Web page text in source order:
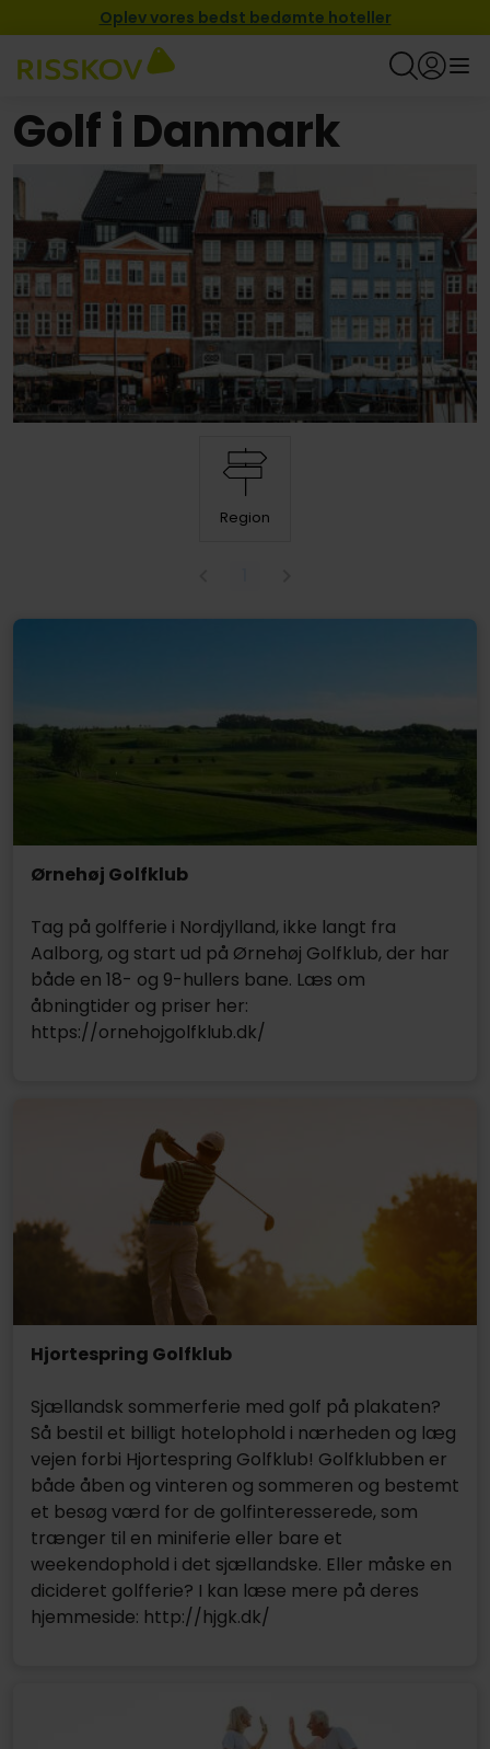
Oplev vores bedst bedømte hoteller
Golf i Danmark
Region
Ørnehøj Golfklub
Tag på golfferie i Nordjylland, ikke langt fra
Aalborg, og start ud på Ørnehøj Golfklub, der har
både en 18- og 9-hullers bane. Læs om
åbningtider og priser her:
https://ornehojgolfklub.dk/
Hjortespring Golfklub
Sjællandsk sommerferie med golf på plakaten?
Så bestil et billigt hotelophold i nærheden og læg
vejen forbi Hjortespring Golfklub! Golfklubben er
både åben og vinteren og sommeren og bestemt
et besøg værd for de golfinteresserede, som
trænger til en miniferie eller bare et
weekendophold i det sjællandske. Eller måske en
dicideret golfferie? I kan læse mere på deres
hjemmeside: http://hjgk.dk/